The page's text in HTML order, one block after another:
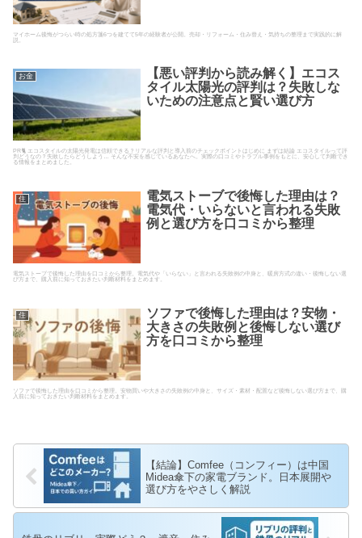
マイホーム後悔がつらい時の処方箋6つを建てて5年の経験者が公開。売却・リフォーム・住み替え・気持ちの整理まで実践的に解
説。
お金
【悪い評判から読み解く】エコス
タイル太陽光の評判は？失敗しな
いための注意点と賢い選び方
PR🐈 エコスタイルの太陽光発電は信頼できる？リアルな評判と導入前のチェックポイントはじめに まずは結論 エコスタイルって評
判どうなの？失敗したらどうしよう… そんな不安を感じているあなたへ。実際の口コミやトラブル事例をもとに、安心して判断でき
る情報をまとめました。
住
電気ストーブで後悔した理由は？
電気代・いらないと言われる失敗
例と選び方を口コミから整理
電気ストーブで後悔した理由を口コミから整理。電気代や「いらない」と言われる失敗例の中身と、暖房方式の違い・後悔しない選
び方まで、購入前に知っておきたい判断材料をまとめます。
住
ソファで後悔した理由は？安物・
大きさの失敗例と後悔しない選び
方を口コミから整理
ソファで後悔した理由を口コミから整理。安物買いや大きさの失敗例の中身と、サイズ・素材・配置など後悔しない選び方まで、購
入前に知っておきたい判断材料をまとめます。
【結論】Comfee（コンフィー）は中国
Midea傘下の家電ブランド。日本展開や
選び方をやさしく解説